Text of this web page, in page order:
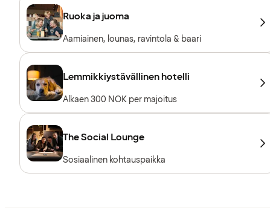
Ruoka ja juoma
Aamiainen, lounas, ravintola & baari
Lemmikkiystävällinen hotelli
Alkaen 300 NOK per majoitus
The Social Lounge
Sosiaalinen kohtauspaikka